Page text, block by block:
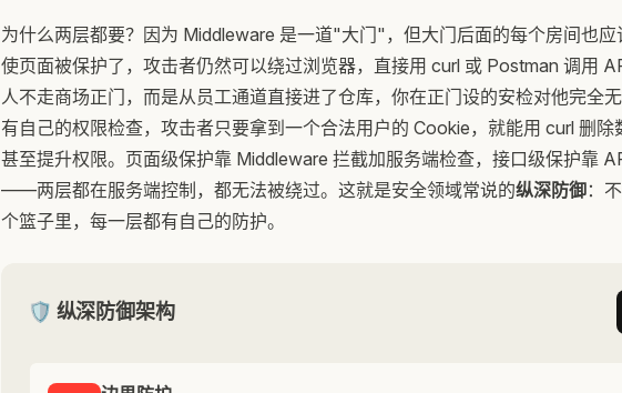
为什么两层都要？因为 Middleware 是一道"大门"，但大门后面的每个房间也
使页面被保护了，攻击者仍然可以绕过浏览器，直接用 curl 或 Postman 调用
人不走商场正门，而是从员工通道直接进了仓库，你在正门设的安检对他完全
有自己的权限检查，攻击者只要拿到一个合法用户的 Cookie，就能用 curl 删除
甚至提升权限。页面级保护靠 Middleware 拦截加服务端检查，接口级保护靠
——两层都在服务端控制，都无法被绕过。这就是安全领域常说的纵深防御：
个篮子里，每一层都有自己的防护。
🛡️ 纵深防御架构